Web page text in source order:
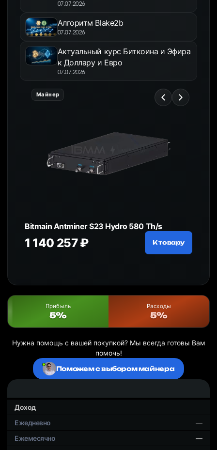
году
07.07.2026
Алгоритм Blake2b
07.07.2026
Актуальный курс Биткоина и Эфира
к Доллару и Евро
07.07.2026
Майнер
Bitmain Antminer S23 Hydro 580 Th/s
1 140 257 ₽ К товару
Прибыль
5%
Расходы
5%
Нужна помощь с вашей покупкой? Мы всегда готовы Вам
помочь!
Поможем с выбором майнера
Доход
—
—